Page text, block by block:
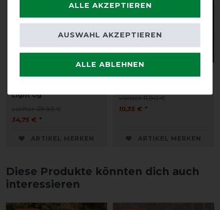
Light 0g
vorher 39,95 €
34,75 € *
ARTIKEL MERKEN
vorher 11,90 €
10,35 € *
ARTIKEL MERKEN
Diese Produkte könnten dich auch
interessieren
ALLE AKZEPTIEREN
ALLE ABLEHNEN
AUSWAHL AKZEPTIEREN